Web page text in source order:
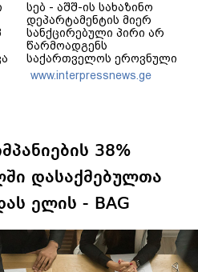
სებ - აშშ-ის სახაზინო
დეპარტამენტის მიერ
სანქცირებული პირი არ
წარმოადგენს
საქართველოს ეროვნული
ბანკის რეგულირებულ
www.interpressnews.ge
38%
დასაქმებულთა
ელის - BAG